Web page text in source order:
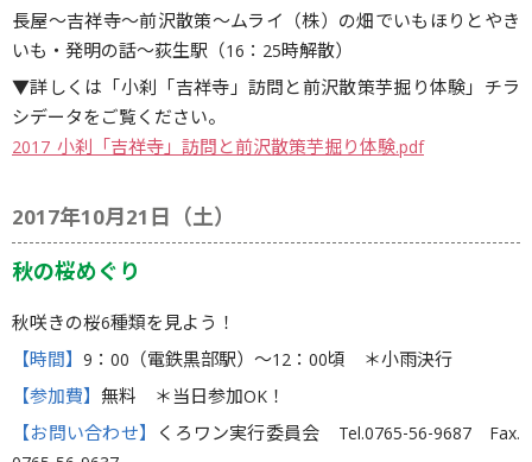
長屋〜吉祥寺〜前沢散策〜ムライ（株）の畑でいもほりとやき
いも・発明の話〜荻生駅（16：25時解散）
▼詳しくは「小刹「吉祥寺」訪問と前沢散策芋掘り体験」チラ
シデータをご覧ください。
2017_小刹「吉祥寺」訪問と前沢散策芋掘り体験.pdf
2017年10月21日（土）
秋の桜めぐり
秋咲きの桜6種類を見よう！
【時間】 9：00（電鉄黒部駅）〜12：00頃 ＊小雨決行
【参加費】 無料 ＊当日参加OK！
【お問い合わせ】 くろワン実行委員会 Tel.0765-56-9687 Fax.